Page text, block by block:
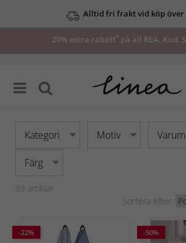
Upp till 50% på utvalda
20% extra rabatt*på all REA. Kod:
Kategori Motiv
Färg
39 artiklar
Sortera efter:
-22% -50%